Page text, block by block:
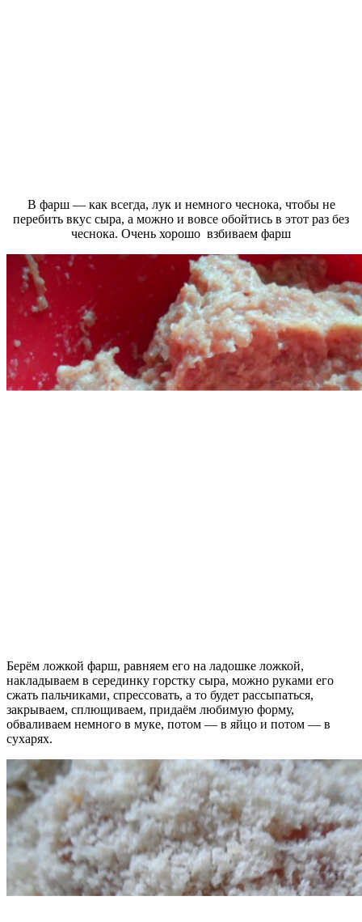
В фарш — как всегда, лук и немного чеснока, чтобы не
перебить вкус сыра, а можно и вовсе обойтись в этот раз без
чеснока. Очень хорошо взбиваем фарш
Берём ложкой фарш, равняем его на ладошке ложкой,
накладываем в серединку горстку сыра, можно руками его
сжать пальчиками, спрессовать, а то будет рассыпаться,
закрываем, сплющиваем, придаём любимую форму,
обваливаем немного в муке, потом — в яйцо и потом — в
сухарях.